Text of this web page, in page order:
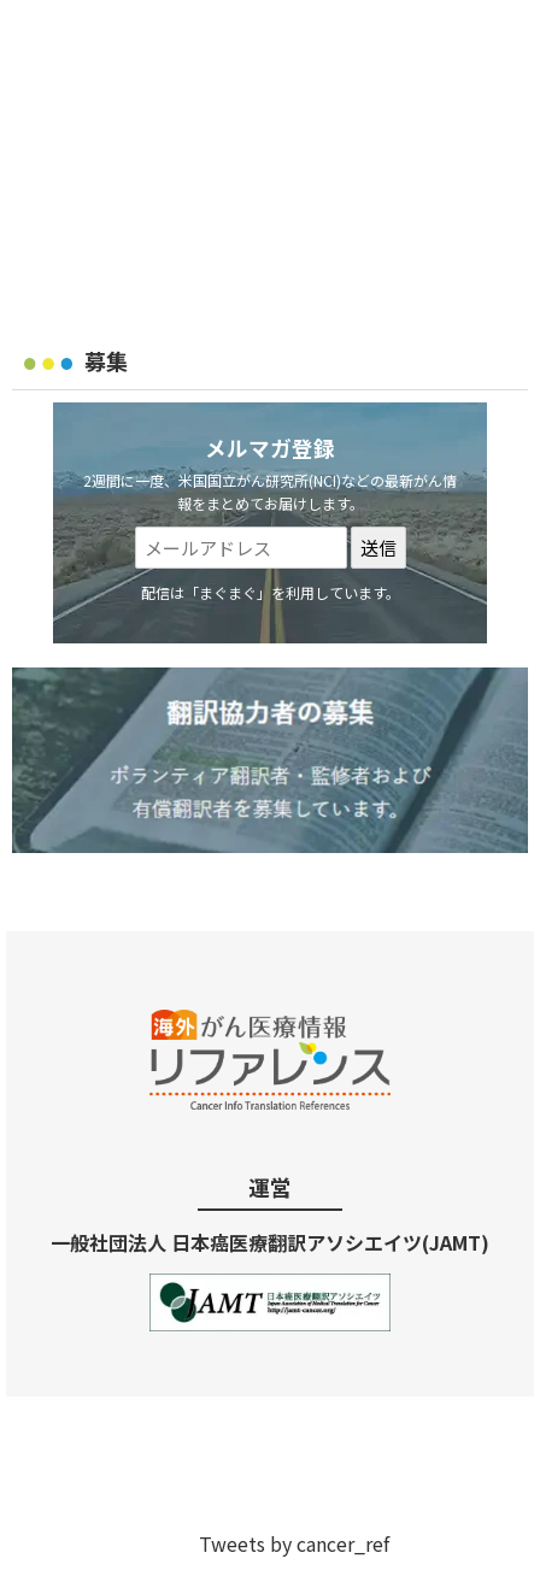
募集
メルマガ登録
2週間に一度、米国国立がん研究所(NCI)などの最新がん情
報をまとめてお届けします。
配信は「まぐまぐ」を利用しています。
運営
一般社団法人 日本癌医療翻訳アソシエイツ(JAMT)
Tweets by cancer_ref